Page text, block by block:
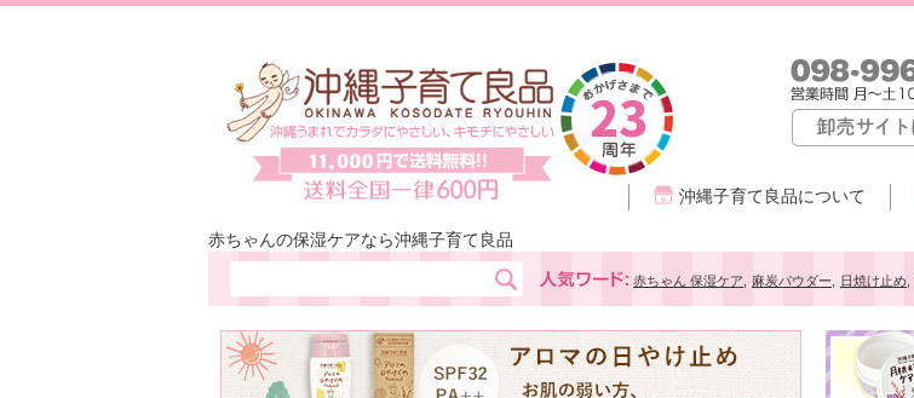
赤ちゃんの保湿ケアなら沖縄子育て良品
沖縄子育て良品について
赤ちゃん 保湿ケア 麻炭パウダー 日焼け止め